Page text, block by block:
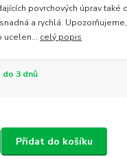
povrchových úprav také
a rychlá.
ucelen... celý popis
do 3 dnů
Přidat do košíku